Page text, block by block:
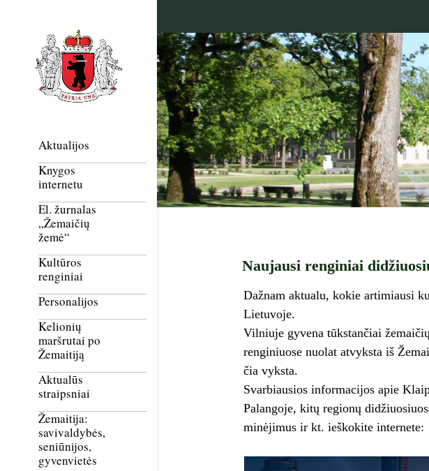
Aktualijos
Knygos
internetu
El. žurnalas
„Žemaičių
žemė“
Kultūros
renginiai
Personalijos
Kelionių
maršrutai po
Žemaitiją
Aktualūs
straipsniai
Žemaitija:
savivaldybės,
seniūnijos,
gyvenvietės
Naujausi renginiai
Dažnam aktualu, kokie artimiausi
Lietuvoje.
Vilniuje gyvena tūkstančiai
renginiuose nuolat atvyksta iš
čia vyksta.
Svarbiausios informacijos apie
Palangoje, kitų regionų
minėjimus ir kt. ieškokite internete: